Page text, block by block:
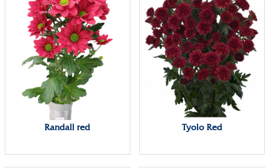
Randall red Tyolo Red